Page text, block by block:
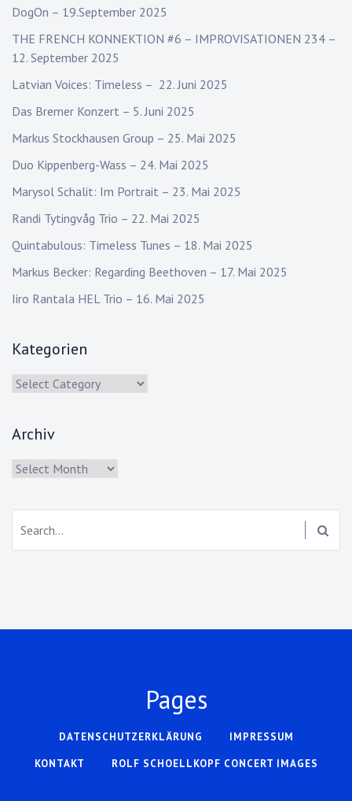
DogOn – 19.September 2025
THE FRENCH KONNEKTION #6 – IMPROVISATIONEN 234 –
12. September 2025
Latvian Voices: Timeless – 22. Juni 2025
Das Bremer Konzert – 5. Juni 2025
Markus Stockhausen Group – 25. Mai 2025
Duo Kippenberg-Wass – 24. Mai 2025
Marysol Schalit: Im Portrait – 23. Mai 2025
Randi Tytingvåg Trio – 22. Mai 2025
Quintabulous: Timeless Tunes – 18. Mai 2025
Markus Becker: Regarding Beethoven – 17. Mai 2025
Iiro Rantala HEL Trio – 16. Mai 2025
Kategorien
Kategorien
Archiv
Archiv
Pages
DATENSCHUTZERKLÄRUNG
IMPRESSUM
KONTAKT
ROLF SCHOELLKOPF CONCERT IMAGES